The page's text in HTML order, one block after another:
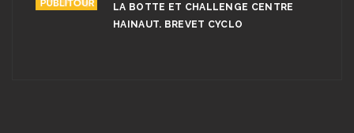
LA BOTTE ET CHALLENGE CENTRE
HAINAUT. BREVET CYCLO